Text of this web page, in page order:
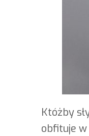
Któżby
obfituje w